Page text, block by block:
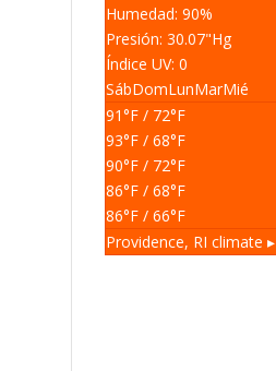
Humedad: 90%
Presión: 30.07"Hg
Índice UV: 0
SábDomLunMarMié
91°F / 72°F
93°F / 68°F
90°F / 72°F
86°F / 68°F
86°F / 66°F
Providence, RI climate ▸